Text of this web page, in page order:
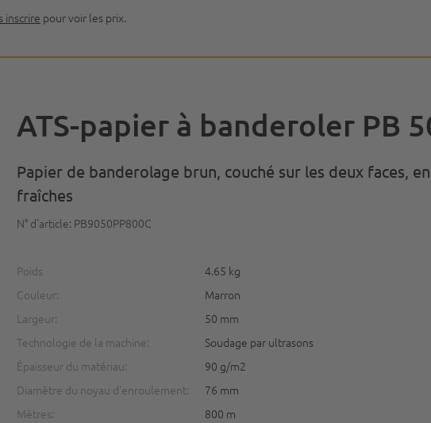
inscrire pour voir les prix.
ATS-papier à banderoler PB
Papier de banderolage brun, couché sur les deux faces,
fraîches
N° d'article: PB9050PP800C
Poids
4.65 kg
Couleur:
Marron
Largeur:
50 mm
Technologie de la machine:
Soudage par ultrasons
Épaisseur du matériau:
90 g/m2
Diamètre du noyau d'enroulement:
76 mm
Mètres:
800 m